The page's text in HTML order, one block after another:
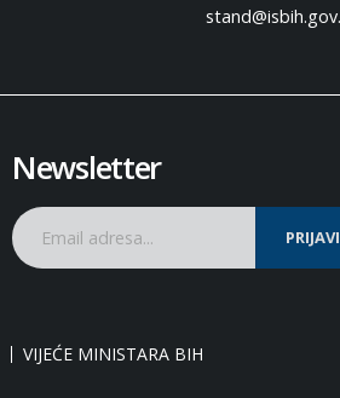
Newsletter
VIJEĆE MINISTARA BIH